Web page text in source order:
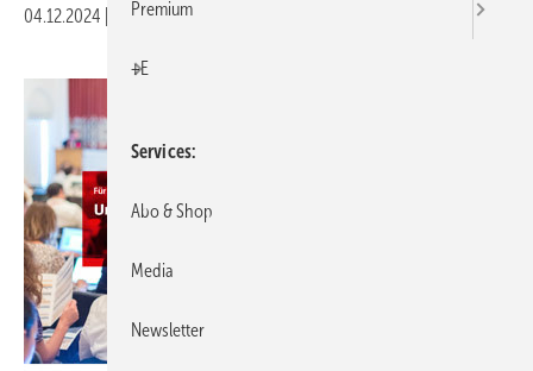
04.12.2024 Druckvorschau
Premium
+E
Services
Abo & Shop
Media
Newsletter